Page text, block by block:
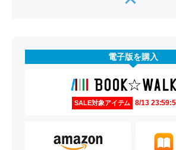
電子版を購入
SALE対象アイテム 8/13